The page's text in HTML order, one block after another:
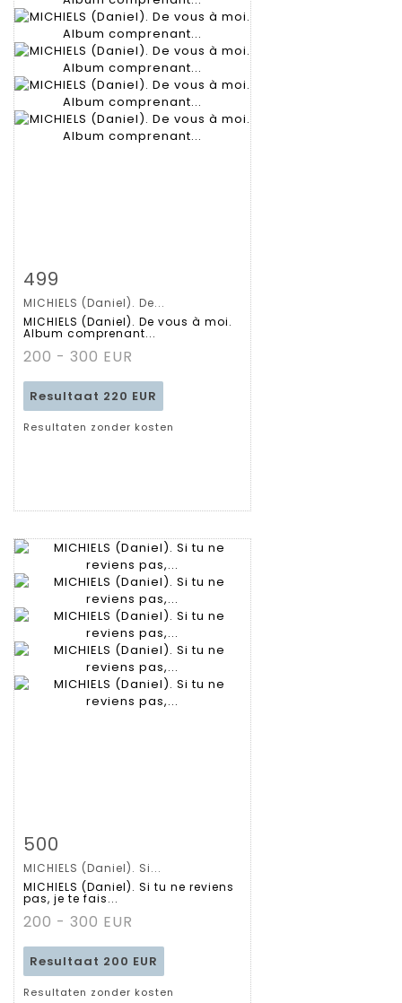
Gedetailleerde
fiche
499
MICHIELS (Daniel). De...
MICHIELS (Daniel). De vous à moi.
Album comprenant...
200 - 300 EUR
Resultaat 220 EUR
Resultaten zonder kosten
Gedetailleerde
fiche
500
MICHIELS (Daniel). Si...
MICHIELS (Daniel). Si tu ne reviens
pas, je te fais...
200 - 300 EUR
Resultaat 200 EUR
Resultaten zonder kosten